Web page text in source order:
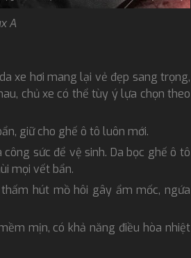
A
xe hơi mang lại vẻ đẹp sang trọng,
chủ xe có thể tùy ý lựa chọn theo
giữ cho ghế ô tô luôn mới.
sức để vệ sinh. Da bọc ghế ô tô
mọi vết bẩn.
hút mồ hôi gây ẩm mốc, ngứa
mịn, có khả năng điều hòa nhiệt